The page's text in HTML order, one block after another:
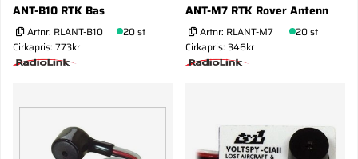
ANT-B10 RTK Bas
Artnr: RLANT-B10
20 st
Cirkapris: 773kr
ANT-M7 RTK Rover Antenn
Artnr: RLANT-M7
20 st
Cirkapris: 346kr